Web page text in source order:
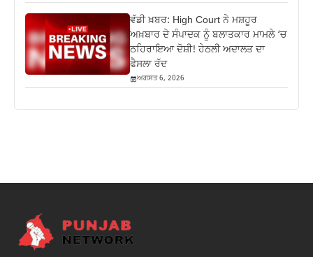
ਵੱਡੀ ਖ਼ਬਰ: High Court ਨੇ ਮਸ਼ਹੂਰ
ਅਖ਼ਬਾਰ ਦੇ ਸੰਪਾਦਕ ਨੂੰ ਬਲਾਤਕਾਰ ਮਾਮਲੇ ‘ਚ
ਠਹਿਰਾਇਆ ਦੋਸ਼ੀ! ਹੇਠਲੀ ਅਦਾਲਤ ਦਾ
ਫੈਸਲਾ ਰੱਦ
ਅਗਸਤ 6, 2026